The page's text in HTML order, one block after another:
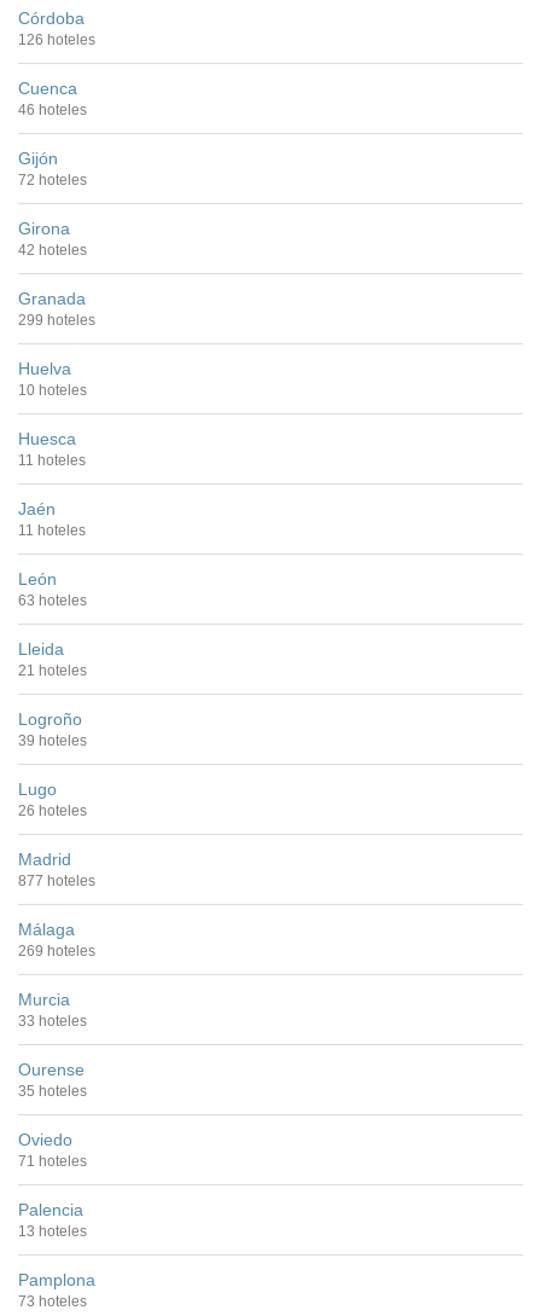
Córdoba
126 hoteles
Cuenca
46 hoteles
Gijón
72 hoteles
Girona
42 hoteles
Granada
299 hoteles
Huelva
10 hoteles
Huesca
11 hoteles
Jaén
11 hoteles
León
63 hoteles
Lleida
21 hoteles
Logroño
39 hoteles
Lugo
26 hoteles
Madrid
877 hoteles
Málaga
269 hoteles
Murcia
33 hoteles
Ourense
35 hoteles
Oviedo
71 hoteles
Palencia
13 hoteles
Pamplona
73 hoteles